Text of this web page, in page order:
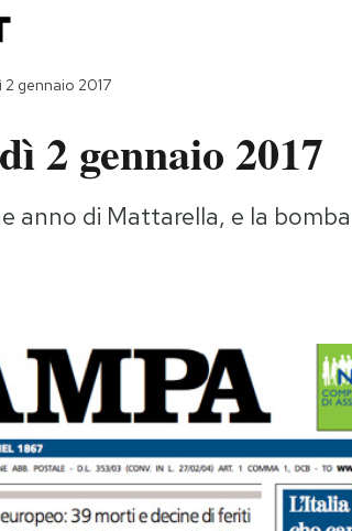
2 gennaio 2017
2 gennaio 2017
anno di Mattarella, e la bomba